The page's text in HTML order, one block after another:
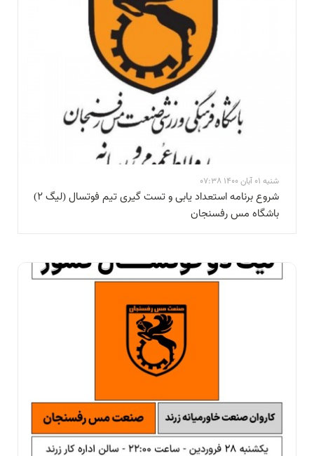
شنبه 01 آبان 1400 07:38
شروع برنامه استعداد یابی و تست گیری تیم فوتسال (لیگ ۲)
باشگاه مس رفسنجان